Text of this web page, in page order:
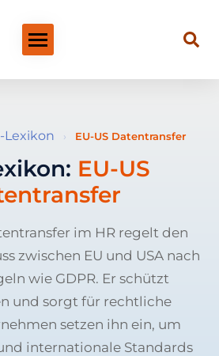
Lexikon › EU-US Datentransfer
EU-US
im HR regelt den
zwischen EU und USA nach
wie GDPR. Er schützt
und sorgt für rechtliche
setzen ihn ein, um
internationale Standards